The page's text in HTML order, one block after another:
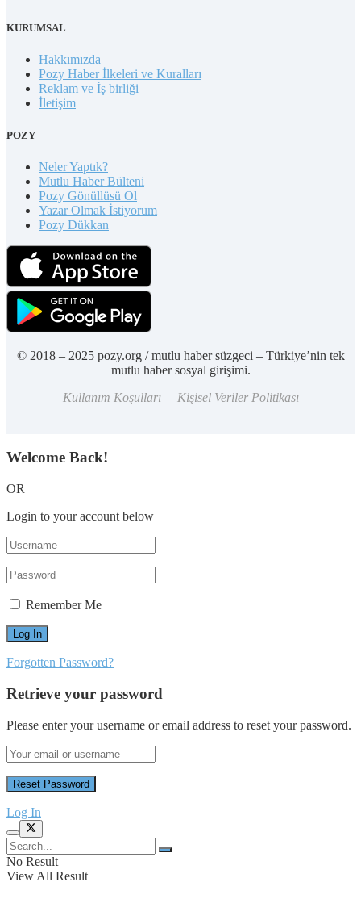
KURUMSAL
Hakkımızda
Pozy Haber İlkeleri ve Kuralları
Reklam ve İş birliği
İletişim
POZY
Neler Yaptık?
Mutlu Haber Bülteni
Pozy Gönüllüsü Ol
Yazar Olmak İstiyorum
Pozy Dükkan
© 2018 – 2025 pozy.org / mutlu haber süzgeci – Türkiye’nin tek
mutlu haber sosyal girişimi.
Kullanım Koşulları – Kişisel Veriler Politikası
Welcome Back!
OR
Login to your account below
Remember Me
Forgotten Password?
Retrieve your password
Please enter your username or email address to reset your password.
Log In
No Result
View All Result